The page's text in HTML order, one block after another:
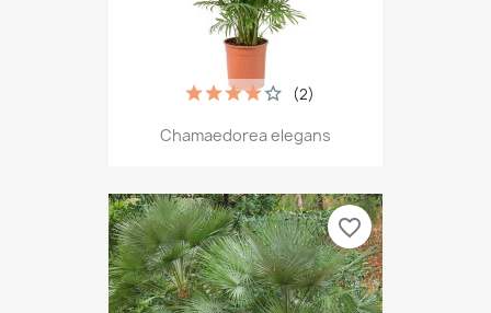
Chamaedorea elegans
(2)
favorite_border